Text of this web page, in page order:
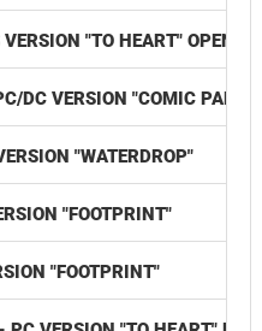
"TO HEART"
DC VERSION "COMIC PARTY"
"WATERDROP"
"FOOTPRINT"
"FOOTPRINT"